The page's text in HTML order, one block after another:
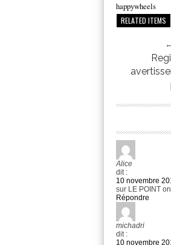
happywheels
RELATED ITEMS
Alice
dit :
10 novembre
sur LE POINT
Répondre
michadri
dit :
10 novembre